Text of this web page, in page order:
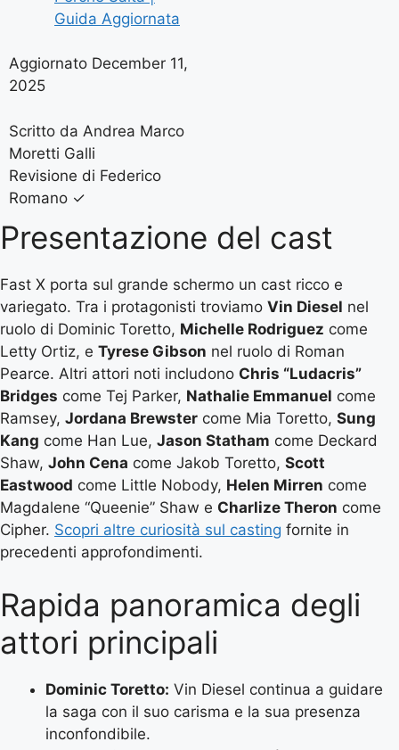
Guida Aggiornata
Aggiornato December 11,
2025
Scritto da Andrea Marco
Moretti Galli
Revisione di Federico
Romano ✓
Presentazione del cast
Fast X porta sul grande schermo un cast ricco e
variegato. Tra i protagonisti troviamo Vin Diesel nel
ruolo di Dominic Toretto, Michelle Rodriguez come
Letty Ortiz, e Tyrese Gibson nel ruolo di Roman
Pearce. Altri attori noti includono Chris “Ludacris”
Bridges come Tej Parker, Nathalie Emmanuel come
Ramsey, Jordana Brewster come Mia Toretto, Sung
Kang come Han Lue, Jason Statham come Deckard
Shaw, John Cena come Jakob Toretto, Scott
Eastwood come Little Nobody, Helen Mirren come
Magdalene “Queenie” Shaw e Charlize Theron come
Cipher. Scopri altre curiosità sul casting fornite in
precedenti approfondimenti.
Rapida panoramica degli
attori principali
Dominic Toretto: Vin Diesel continua a guidare
la saga con il suo carisma e la sua presenza
inconfondibile.